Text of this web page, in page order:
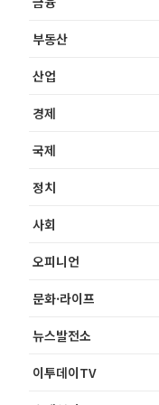
부동산
산업
경제
국제
정치
사회
오피니언
문화·라이프
뉴스발전소
이투데이TV